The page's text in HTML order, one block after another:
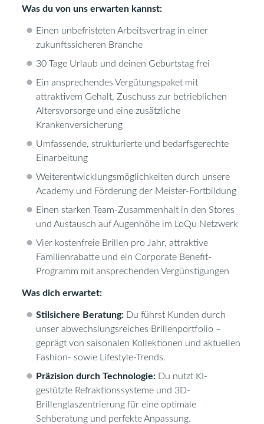
Was du von uns erwarten kannst:
Einen unbefristeten Arbeitsvertrag in einer
zukunftssicheren Branche
30 Tage Urlaub und deinen Geburtstag frei
Ein ansprechendes Vergütungspaket mit
attraktivem Gehalt, Zuschuss zur betrieblichen
Altersvorsorge und eine zusätzliche
Krankenversicherung
Umfassende, strukturierte und bedarfsgerechte
Einarbeitung
Weiterentwicklungsmöglichkeiten durch unsere
Academy und Förderung der Meister-Fortbildung
Einen starken Team-Zusammenhalt in den Stores
und Austausch auf Augenhöhe im LoQu Netzwerk
Vier kostenfreie Brillen pro Jahr, attraktive
Familienrabatte und ein Corporate Benefit-
Programm mit ansprechenden Vergünstigungen
Was dich erwartet:
Stilsichere Beratung: Du führst Kunden durch
unser abwechslungsreiches Brillenportfolio –
geprägt von saisonalen Kollektionen und aktuellen
Fashion- sowie Lifestyle-Trends.
Präzision durch Technologie: Du nutzt KI-
gestützte Refraktionssysteme und 3D-
Brillenglaszentrierung für eine optimale
Sehberatung und perfekte Anpassung.